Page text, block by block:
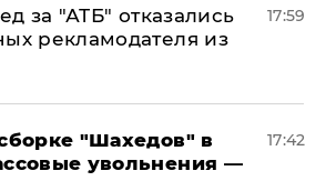
за "АТБ" отказались
рекламодателя из
17:59
"Шахедов" в
увольнения —
17:42